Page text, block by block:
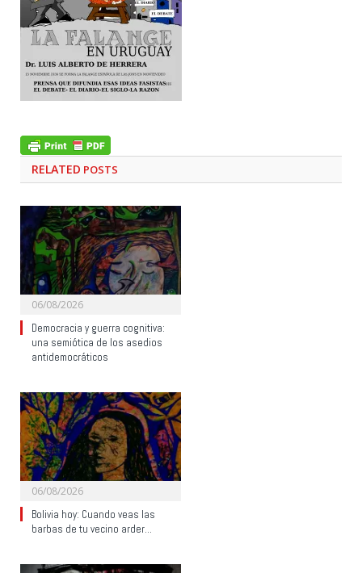
RELATED POSTS
06/08/2026
Democracia y guerra cognitiva:
una semiótica de los asedios
antidemocráticos
06/08/2026
Bolivia hoy: Cuando veas las
barbas de tu vecino arder…